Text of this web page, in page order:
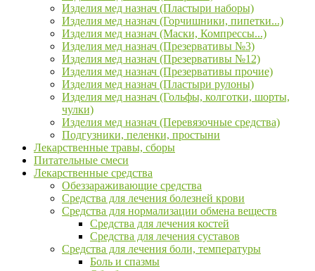
Изделия мед назнач (Пластыри наборы)
Изделия мед назнач (Горчишники, пипетки...)
Изделия мед назнач (Маски, Компрессы...)
Изделия мед назнач (Презервативы №3)
Изделия мед назнач (Презервативы №12)
Изделия мед назнач (Презервативы прочие)
Изделия мед назнач (Пластыри рулоны)
Изделия мед назнач (Гольфы, колготки, шорты,
чулки)
Изделия мед назнач (Перевязочные средства)
Подгузники, пеленки, простыни
Лекарственные травы, сборы
Питательные смеси
Лекарственные средства
Обеззараживающие средства
Средства для лечения болезней крови
Средства для нормализации обмена веществ
Средства для лечения костей
Средства для лечения суставов
Средства для лечения боли, температуры
Боль и спазмы